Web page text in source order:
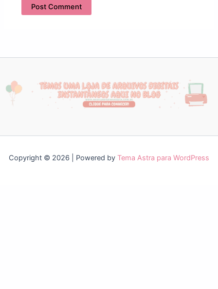
Copyright © 2026 | Powered by Tema Astra para WordPress